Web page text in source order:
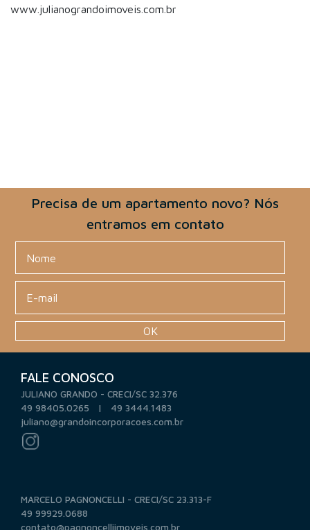
www.julianograndoimoveis.com.br
Precisa de um apartamento novo? Nós
entramos em contato
OK
FALE CONOSCO
JULIANO GRANDO - CRECI/SC 32.376
49 98405.0265 | 49 3444.1483
juliano@grandoincorporacoes.com.br
MARCELO PAGNONCELLI - CRECI/SC 23.313-F
49 99929.0688
contato@pagnoncelliimoveis.com.br